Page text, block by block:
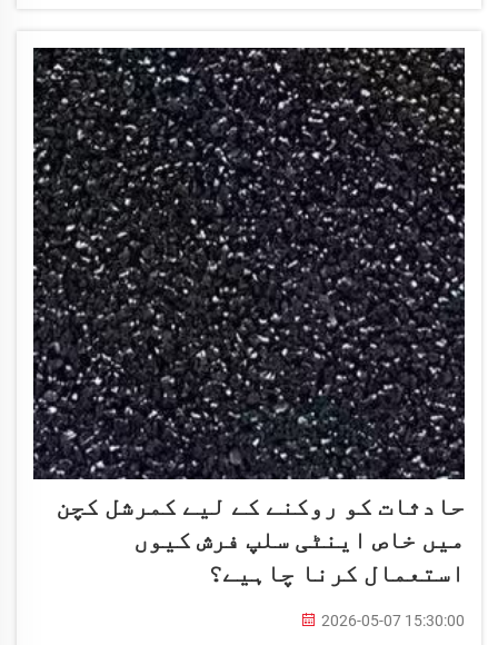
حادثات کو روکنے کے لیے کمرشل کچن
میں خاص اینٹی سلپ فرش کیوں
استعمال کرنا چاہیے؟
2026-05-07 15:30:00